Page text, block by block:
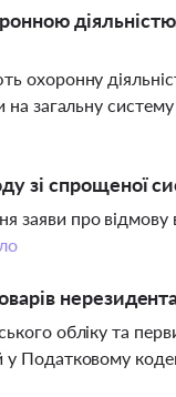
охоронну
на загальну
зі спрощеної
заяви про
обліку та
у Податковому